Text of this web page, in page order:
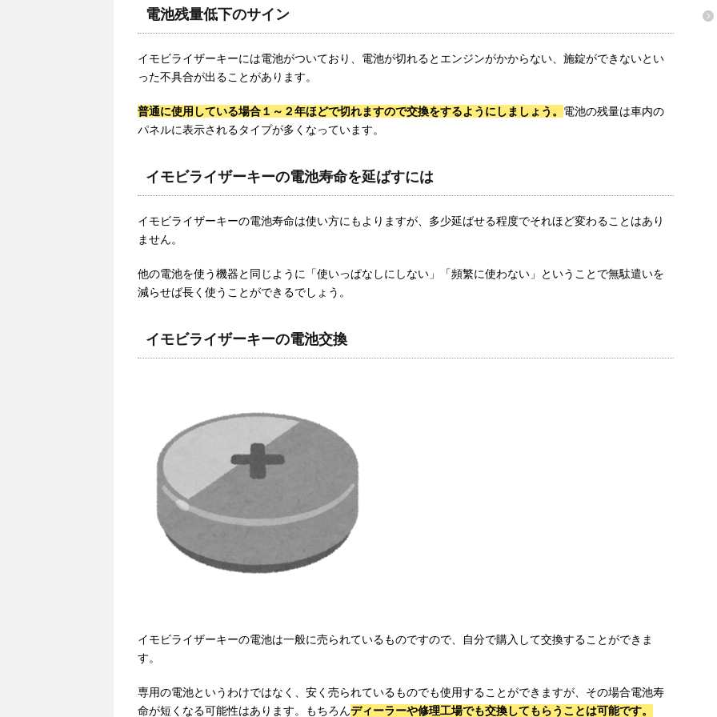
電池残量低下のサイン
イモビライザーキーには電池がついており、電池が切れるとエンジンがかからない、施錠ができないとい
った不具合が出ることがあります。
普通に使用している場合１～２年ほどで切れますので交換をするようにしましょう。 電池の残量は車内の
パネルに表示されるタイプが多くなっています。
イモビライザーキーの電池寿命を延ばすには
イモビライザーキーの電池寿命は使い方にもよりますが、多少延ばせる程度でそれほど変わることはあり
ません。
他の電池を使う機器と同じように「使いっぱなしにしない」「頻繁に使わない」ということで無駄遣いを
減らせば長く使うことができるでしょう。
イモビライザーキーの電池交換
イモビライザーキーの電池は一般に売られているものですので、自分で購入して交換することができま
す。
専用の電池というわけではなく、安く売られているものでも使用することができますが、その場合電池寿
命が短くなる可能性はあります。もちろんディーラーや修理工場でも交換してもらうことは可能です。